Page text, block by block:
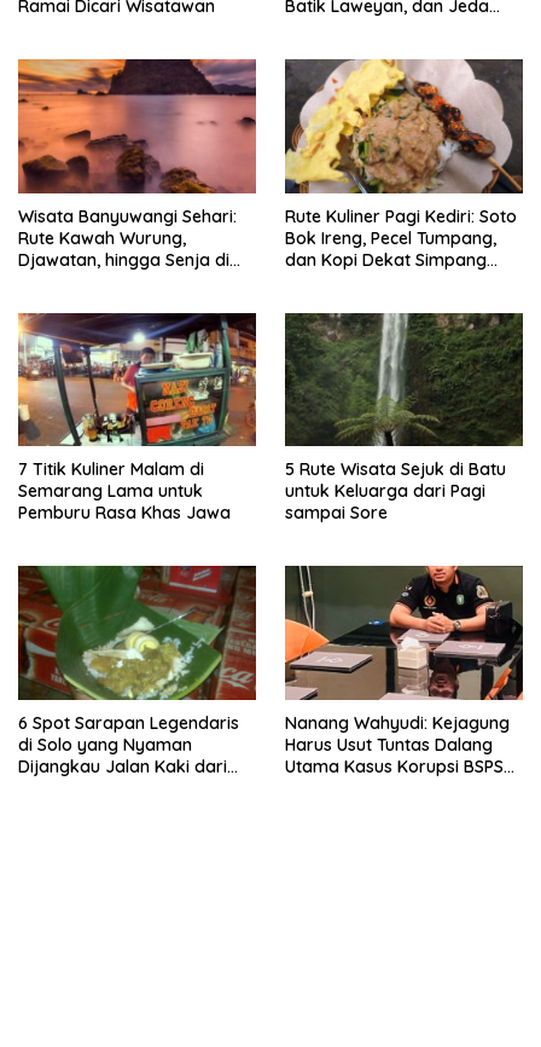
Ramai Dicari Wisatawan
Batik Laweyan, dan Jeda
Wisata Banyuwangi Sehari:
Rute Kawah Wurung,
Djawatan, hingga Senja di
Rute Kuliner Pagi Kediri: Soto
Bok Ireng, Pecel Tumpang,
dan Kopi Dekat Simpang
7 Titik Kuliner Malam di
Semarang Lama untuk
Pemburu Rasa Khas Jawa
5 Rute Wisata Sejuk di Batu
untuk Keluarga dari Pagi
sampai Sore
6 Spot Sarapan Legendaris
di Solo yang Nyaman
Dijangkau Jalan Kaki dari
Nanang Wahyudi: Kejagung
Harus Usut Tuntas Dalang
Utama Kasus Korupsi BSPS